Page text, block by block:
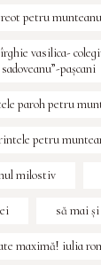
petru munteanu
vasilica-
sadoveanu”-paşcani
paroh petru
petru
milostiv
să mai
maximă! iulia